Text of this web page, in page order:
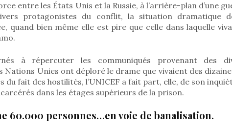
entre les États Unis et la Russie, à l’arrière-plan d’une
protagonistes du conflit, la situation dramatique
quand bien même elle est pire que celle dans laquelle
à répercuter les communiqués provenant des
Nations Unies ont déploré le drame que vivaient des
du fait des hostilités, l’UNICEF a fait part, elle, de son
dans les étages supérieurs de la prison.
60.000 personnes…en voie de banalisation.